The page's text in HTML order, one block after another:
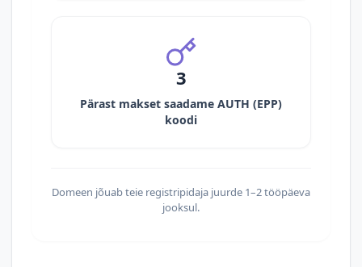
3
Pärast makset saadame AUTH (EPP)
koodi
Domeen jõuab teie registripidaja juurde 1–2 tööpäeva
jooksul.